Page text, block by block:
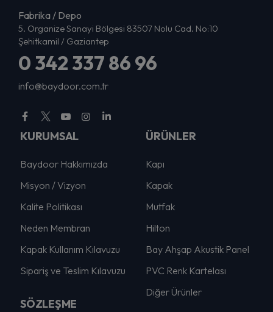
Fabrika / Depo
5. Organize Sanayi Bölgesi 83507 Nolu Cad. No:10
Şehitkamil / Gaziantep
0 342 337 86 96
info@baydoor.com.tr
KURUMSAL
Baydoor Hakkımızda
Misyon / Vizyon
Kalite Politikası
Neden Membran
Kapak Kullanım Kılavuzu
Sipariş ve Teslim Kılavuzu
SÖZLEŞME
ÜRÜNLER
Kapı
Kapak
Mutfak
Hilton
Bay Ahşap Akustik Panel
PVC Renk Kartelası
Diğer Ürünler